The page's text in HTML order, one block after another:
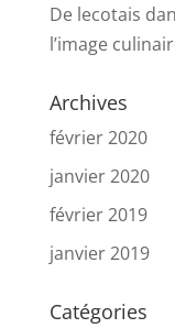
De lecotais
l’image
Archives
février 2020
janvier 2020
février 2019
janvier 2019
Catégories